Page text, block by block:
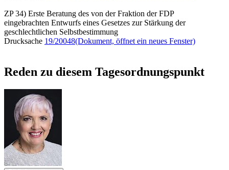
ZP 34) Erste Beratung des von der Fraktion der FDP
eingebrachten Entwurfs eines Gesetzes zur Stärkung der
geschlechtlichen Selbstbestimmung
Drucksache 19/20048(Dokument, öffnet ein neues Fenster)
Reden zu diesem Tagesordnungspunkt